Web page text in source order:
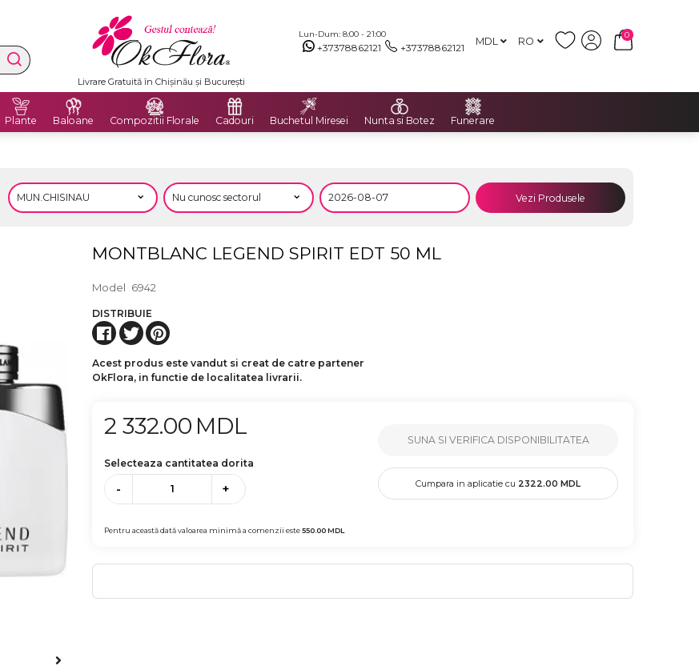
Lun-Dum: 8:00 - 21:00
+37378862121 +37378862121 MDL RO
0
Livrare Gratuită în Chișinău și București
Plante Baloane Compozitii Florale Cadouri Buchetul Miresei Nunta si Botez Funerare
Vezi Produsele
MONTBLANC LEGEND SPIRIT EDT 50 ML
Model 6942
DISTRIBUIE
Acest produs este vandut si creat de catre partener
OkFlora, in functie de localitatea livrarii.
2 332.00 MDL
Selecteaza cantitatea dorita
- +
Pentru această dată valoarea minimă a comenzii este550.00MDL
SUNA SI VERIFICA DISPONIBILITATEA
Cumpara in aplicatie cu 2322.00 MDL